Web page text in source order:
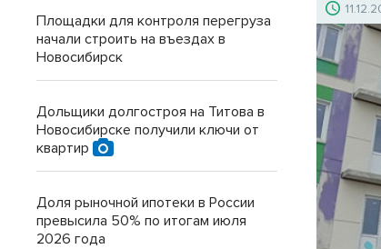
Площадки для контроля перегруза
начали строить на въездах в
Новосибирск
Дольщики долгостроя на Титова в
Новосибирске получили ключи от
квартир
Доля рыночной ипотеки в России
превысила 50% по итогам июля
2026 года